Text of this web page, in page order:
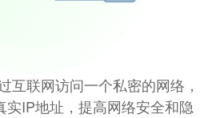
互联网访问一个私密的网络，
实IP地址，提高网络安全和隐